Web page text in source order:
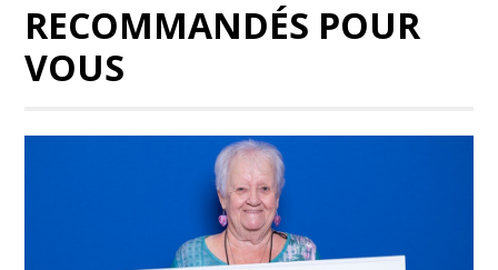
RECOMMANDÉS POUR
VOUS